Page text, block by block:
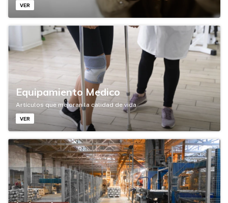
VER
Equipamiento Medico
Artículos que mejoran la calidad de vida
VER